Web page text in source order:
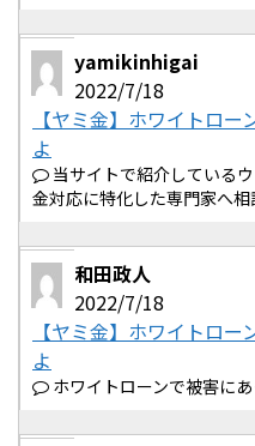
yamikinhigai
2022/7/18
【ヤミ金】ホワイトロ
よ
当サイトで紹介している
金対応に特化した専門家へ相
和田政人
2022/7/18
【ヤミ金】ホワイトロ
よ
ホワイトローンで被害に